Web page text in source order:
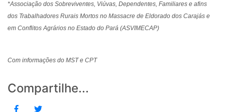
*Associação dos Sobreviventes, Viúvas, Dependentes, Familiares e afins
dos Trabalhadores Rurais Mortos no Massacre de Eldorado dos Carajás e
em Conflitos Agrários no Estado do Pará (ASVIMECAP)
Com informações do MST e CPT
Compartilhe...